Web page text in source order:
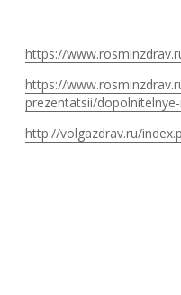
https://
https://
prezentatsii/
http://volgazdrav.ru/